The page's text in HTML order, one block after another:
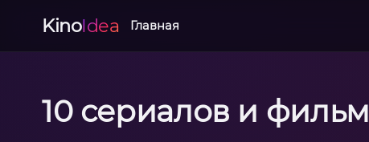
KinoIdea Главная
10 сериалов и